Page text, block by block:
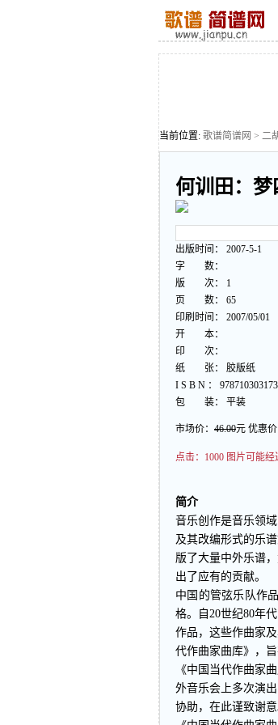
当前位置: 歌谱简谱网 > 二
何训田：梦
出版时间： 2007-5-1
字 数：
版 次： 1
页 数： 65
印刷时间： 2007/05/01
开 本：
印 次：
纸 张： 胶版纸
I S B N ：
包 装： 平装
市场价： 46.00元 优惠价
点击： 1000 图片可能
简介
音乐创作是音乐领
及其改编形式的乐
版了大量中外乐谱
出了应有的贡献。
中国的管弦乐队作
格。自20世纪80年
作品，这些作曲家
代作曲家曲库》，
《中国当代作曲家
外音乐会上多次演
协助，在此谨致谢意